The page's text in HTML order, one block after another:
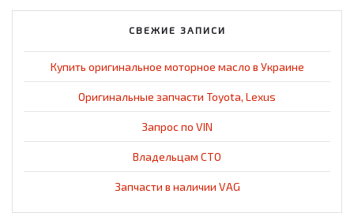
СВЕЖИЕ ЗАПИСИ
Купить оригинальное моторное масло в Украине
Оригинальные запчасти Toyota, Lexus
Запрос по VIN
Владельцам СТО
Запчасти в наличии VAG